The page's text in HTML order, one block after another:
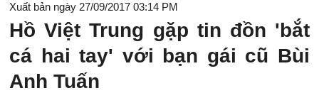
Xuất bản ngày 27/09/2017 03:14 PM
Hồ Việt Trung gặp tin đồn 'bắt
cá hai tay' với bạn gái cũ Bùi
Anh Tuấn